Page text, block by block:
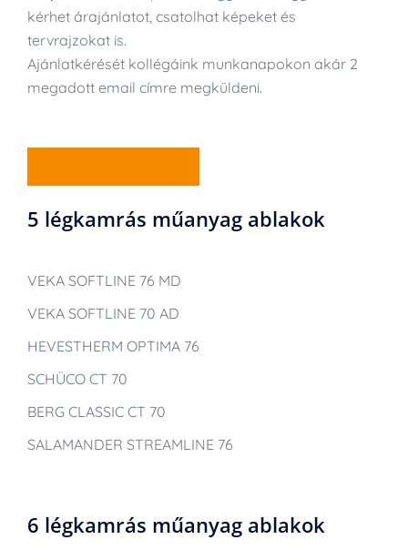
kérhet árajánlatot, csatolhat képeket és
tervrajzokat is.
Ajánlatkérését kollégáink munkanapokon akár 2
megadott email címre megküldeni.
5 légkamrás műanyag ablakok
VEKA SOFTLINE 76 MD
VEKA SOFTLINE 70 AD
HEVESTHERM OPTIMA 76
SCHÜCO CT 70
BERG CLASSIC CT 70
SALAMANDER STREAMLINE 76
6 légkamrás műanyag ablakok